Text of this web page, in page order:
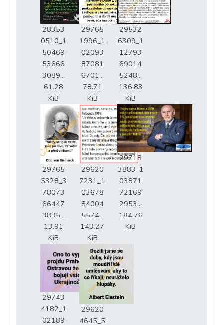
28353
0510_1
50469
53666
3089...
61.28
KiB
29765
1996_1
02093
87081
6701...
78.71
KiB
29532
6309_1
12793
69014
5248...
136.83
KiB
29765
5328_3
78073
66447
3835...
13.91
KiB
29620
7231_1
03678
84004
5574...
143.27
KiB
29718
3883_1
03871
72169
2953...
184.76
KiB
29743
4182_1
02189
29620
4645_5